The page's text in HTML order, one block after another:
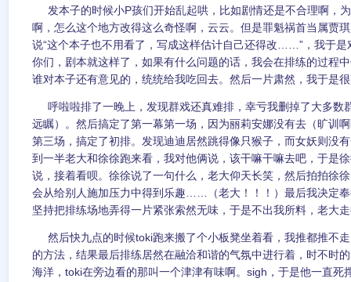
发本子的时候小P孩们开始乱起哄，比如剧情还是不合理啊，
啊，怎么这个地方改得这么奇怪啊，云云。但是罪魁祸首当属贾
说“这个本子也不用看了，写成这样估计自己还得改……”，我于是
你们，剧本就这样了，如果有什么问题的话，我会在排练的过程
谁对本子还有意见的，统统给我吃回去。然后一片肃然，我于是
呼啦啦排了一晚上，发现群戏还真难排，幸亏我删掉了大多数
远瞩）。然后搞定了第一幕第一场，因为丽莉安娜没有去（旷训
第三场，搞定了初排。发现迪迪居然跳得像只猴子，而女妖则没
到一半老大和徐徐跑来看，我对他俩说，该干嘛干嘛去吧，于是
说，接着看呗。徐徐说了一句什么，老大仰天长笑，然后拍拍徐
会从给别人施加压力中得到乐趣……（老大！！！）最后我决定
坚持把排练场地弄得一片紧张索然无味，于是不出我所料，老大
然后快九点的时候toki跑来搬了个小板凳坐着看，我推都推不
的方法，结果最后排练居然在融洽和谐的气氛中进行着，时不时
海洋，toki在旁边看的那叫一个津津有味啊。sigh，于是他一直死